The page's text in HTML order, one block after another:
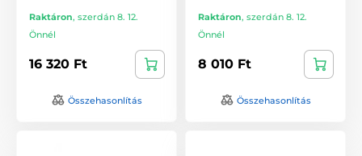
Raktáron, szerdán 8. 12.
Önnél
16 320 Ft
Összehasonlítás
Raktáron, szerdán 8. 12.
Önnél
8 010 Ft
Összehasonlítás